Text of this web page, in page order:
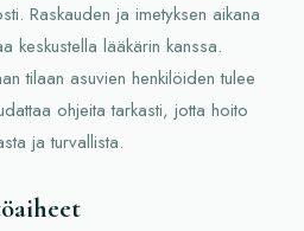
Raskauden ja imetyksen aikana
keskustella lääkärin kanssa.
tilaan asuvien henkilöiden tulee
ohjeita tarkasti, jotta hoito
ja turvallista.